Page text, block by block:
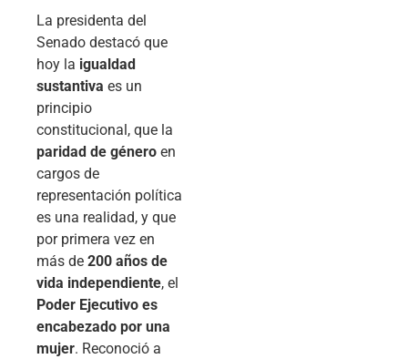
La presidenta del
Senado destacó que
hoy la igualdad
sustantiva es un
principio
constitucional, que la
paridad de género en
cargos de
representación política
es una realidad, y que
por primera vez en
más de 200 años de
vida independiente, el
Poder Ejecutivo es
encabezado por una
mujer. Reconoció a